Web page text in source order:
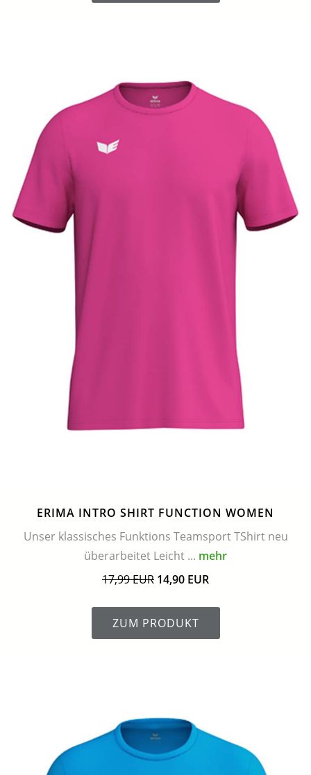
ERIMA INTRO SHIRT FUNCTION WOMEN
Unser klassisches Funktions Teamsport TShirt neu
überarbeitet Leicht ... mehr
17,99 EUR 14,90 EUR
ZUM PRODUKT